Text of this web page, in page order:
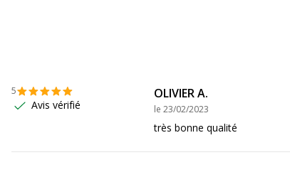
5
Avis vérifié
OLIVIER A.
le 23/02/2023
très bonne qualité